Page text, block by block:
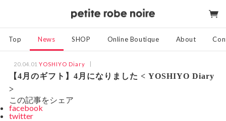
Top News SHOP Online Boutique About
20.04.01 YOSHIYO Diary
【4月のギフト】4月になりました < YOSHIYO Diary
>
この記事をシェア
facebook
twitter